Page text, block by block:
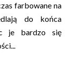
farbowane na
do końca
je bardzo się